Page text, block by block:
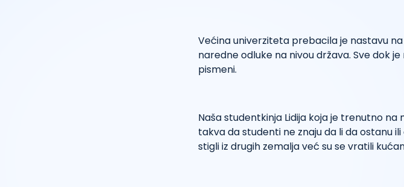
Većina univerziteta prebacila je nastavu
naredne odluke na nivou država. Sve dok
pismeni.
Naša studentkinja Lidija koja je trenutno
takva da studenti ne znaju da li da ostanu
stigli iz drugih zemalja već su se vratili